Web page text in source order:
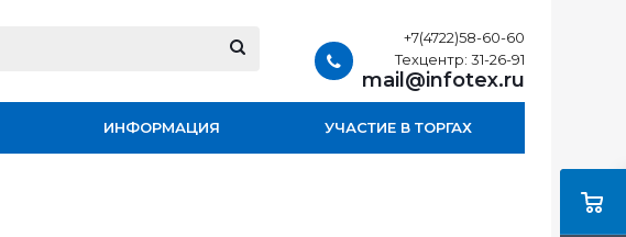
+7(4722)58-60-60
Техцентр: 31-26-91
mail@infotex.ru
ИНФОРМАЦИЯ УЧАСТИЕ В ТОРГАХ